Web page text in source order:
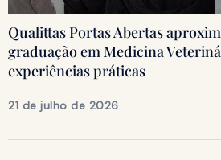
Qualittas Portas Abertas
graduação em Medicina
experiências práticas
21 de julho de 2026